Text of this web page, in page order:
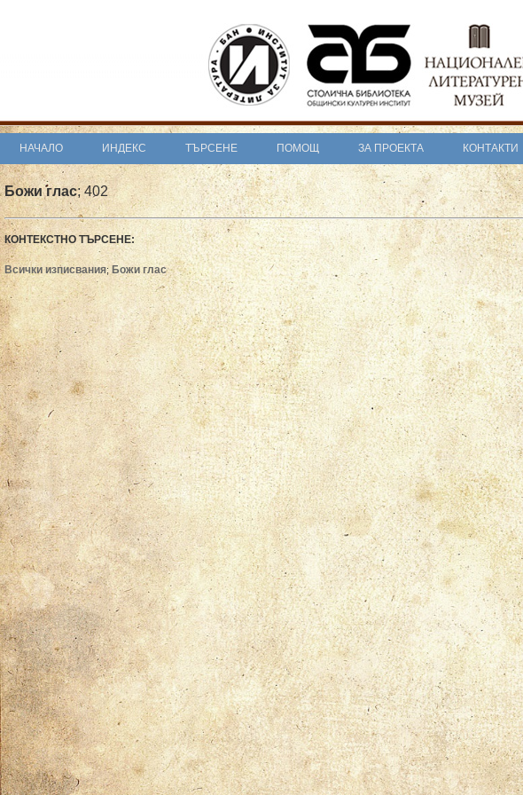
НАЧАЛО ИНДЕКС ТЪРСЕНЕ ПОМОЩ ЗА ПРОЕКТА КОНТАКТИ
Божи глас; 402
КОНТЕКСТНО ТЪРСЕНЕ:
Всички изписвания; Божи глас